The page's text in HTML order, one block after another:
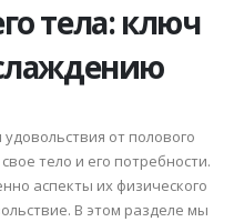
тела: ключ
от полового
тело и его потребности.
аспекты их физического
В этом разделе мы